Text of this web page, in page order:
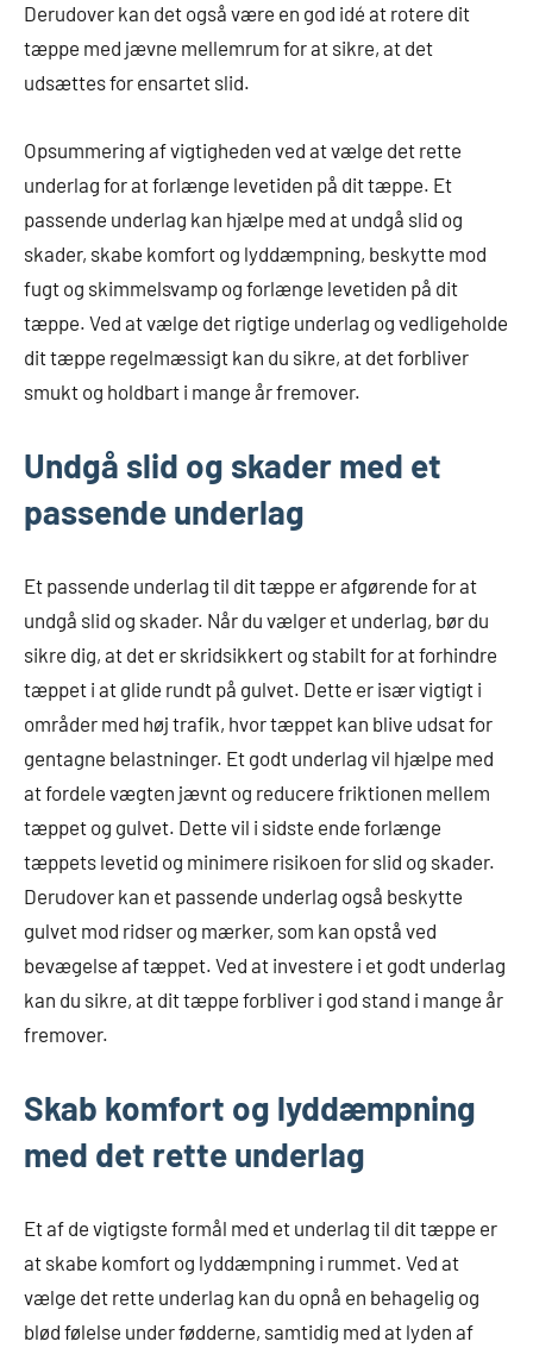
Derudover kan det også være en god idé at rotere dit
tæppe med jævne mellemrum for at sikre, at det
udsættes for ensartet slid.
Opsummering af vigtigheden ved at vælge det rette
underlag for at forlænge levetiden på dit tæppe. Et
passende underlag kan hjælpe med at undgå slid og
skader, skabe komfort og lyddæmpning, beskytte mod
fugt og skimmelsvamp og forlænge levetiden på dit
tæppe. Ved at vælge det rigtige underlag og vedligeholde
dit tæppe regelmæssigt kan du sikre, at det forbliver
smukt og holdbart i mange år fremover.
Undgå slid og skader med et
passende underlag
Et passende underlag til dit tæppe er afgørende for at
undgå slid og skader. Når du vælger et underlag, bør du
sikre dig, at det er skridsikkert og stabilt for at forhindre
tæppet i at glide rundt på gulvet. Dette er især vigtigt i
områder med høj trafik, hvor tæppet kan blive udsat for
gentagne belastninger. Et godt underlag vil hjælpe med
at fordele vægten jævnt og reducere friktionen mellem
tæppet og gulvet. Dette vil i sidste ende forlænge
tæppets levetid og minimere risikoen for slid og skader.
Derudover kan et passende underlag også beskytte
gulvet mod ridser og mærker, som kan opstå ved
bevægelse af tæppet. Ved at investere i et godt underlag
kan du sikre, at dit tæppe forbliver i god stand i mange år
fremover.
Skab komfort og lyddæmpning
med det rette underlag
Et af de vigtigste formål med et underlag til dit tæppe er
at skabe komfort og lyddæmpning i rummet. Ved at
vælge det rette underlag kan du opnå en behagelig og
blød følelse under fødderne, samtidig med at lyden af